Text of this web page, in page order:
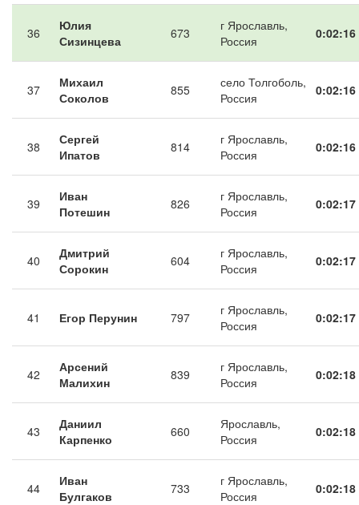
36
Юлия
Сизинцева
673
г Ярославль,
Россия
0:02:16
37
Михаил
Соколов
855
село Толгоболь,
Россия
0:02:16
38
Сергей
Ипатов
814
г Ярославль,
Россия
0:02:16
39
Иван
Потешин
826
г Ярославль,
Россия
0:02:17
40
Дмитрий
Сорокин
604
г Ярославль,
Россия
0:02:17
41 Егор Перунин 797
г Ярославль,
Россия
0:02:17
42
Арсений
Малихин
839
г Ярославль,
Россия
0:02:18
43
Даниил
Карпенко
660
Ярославль,
Россия
0:02:18
44
Иван
Булгаков
733
г Ярославль,
Россия
0:02:18